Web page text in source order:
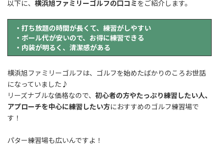
以下に、 横浜旭ファミリーゴルフの口コミをご紹介します。
・打ち放題の時間が長くて、練習がしやすい
・ボール代が安いので、お得に練習できる
・内装が明るく、清潔感がある
横浜旭ファミリーゴルフは、ゴルフを始めたばかりのころお世話
になっていました♪
リーズナブルな価格なので、 初心者の方やたっぷり練習したい人、
アプローチを中心に練習したい方におすすめのゴルフ練習場で
す！
パター練習場も広いんですよ！